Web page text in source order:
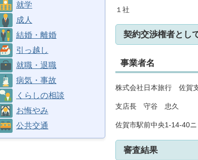
就学
成人
結婚・離婚
引っ越し
就職・退職
病気・事故
くらしの相談
お悔やみ
公共交通
１社
契約交渉権者とし
事業者名
株式会社日本旅行 佐賀
支店長 守谷 忠久
佐賀市駅前中央1-14-40
審査結果